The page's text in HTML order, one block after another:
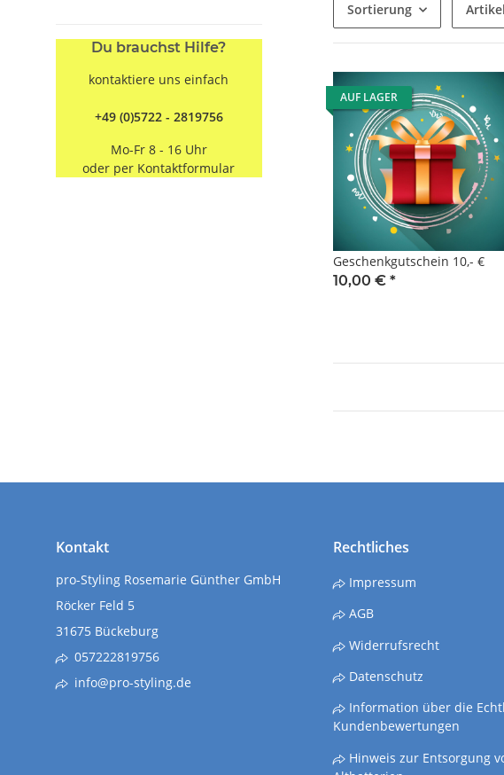
Sortierung
AUF LAGER
Geschenkgutschein 10,- €
10,00 € *
Du brauchst Hilfe?
kontaktiere uns einfach
+49 (0)5722 - 2819756
Mo-Fr 8 - 16 Uhr
oder per Kontaktformular
Kontakt
pro-Styling Rosemarie Günther GmbH
Röcker Feld 5
31675 Bückeburg
057222819756
info@pro-styling.de
Rechtliches
Impressum
AGB
Widerrufsrecht
Datenschutz
Information über die
Kundenbewertungen
Hinweis zur Entsorgung